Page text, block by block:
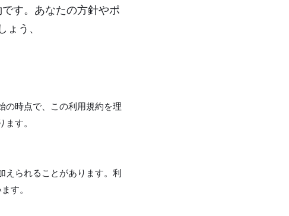
す。あなたの方針やポ
う、
の時点で、この利用規約を理
す。
えられることがあります。利
す。